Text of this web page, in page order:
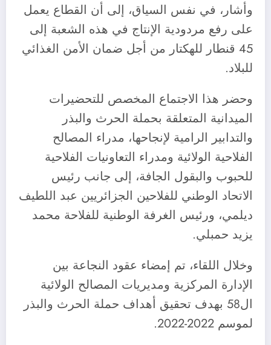
وأشار، في نفس السياق، إلى أن القطاع يعمل
على رفع مردودية الإنتاج في هذه الشعبة إلى
45 قنطار للهكتار من أجل ضمان الأمن الغذائي
للبلاد.
وحضر هذا الاجتماع المخصص للتحضيرات
الميدانية المتعلقة بحملة الحرث والبذر
والتدابير الرامية لإنجاحها، مدراء المصالح
الفلاحية الولائية ومدراء التعاونيات الفلاحية
للحبوب والبقول الجافة، إلى جانب رئيس
الاتحاد الوطني للفلاحين الجزائريين عبد اللطيف
ديلمي، ورئيس الغرفة الوطنية للفلاحة محمد
يزيد حمبلي.
وخلال اللقاء، تم إمضاء عقود النجاعة بين
الإدارة المركزية ومديريات المصالح الولائية
ال58 بهدف تحقيق أهداف حملة الحرث والبذر
لموسم 2022-2022.